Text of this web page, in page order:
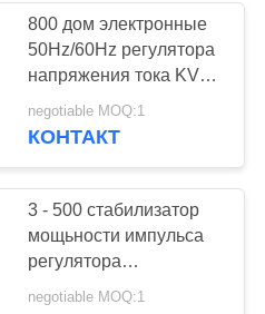
тока
800 дом электронные
50Hz/60Hz регулятора
напряжения тока KVA
SBW трехфазный весь
negotiable MOQ:1
КОНТАКТ
3 - 500 стабилизатор
мощьности импульса
регулятора
напряжения тока
negotiable MOQ:1